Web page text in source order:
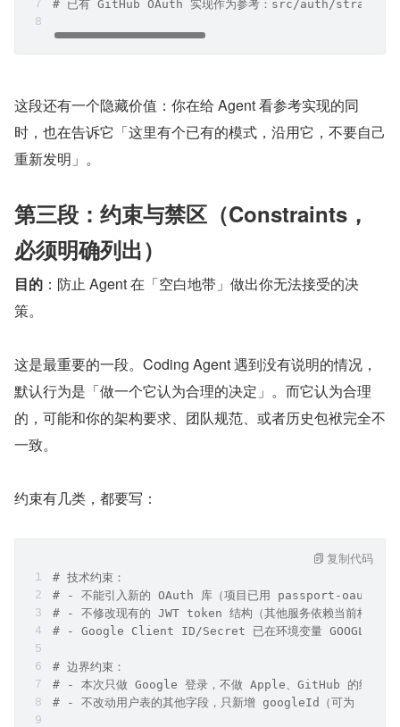
# 已有 GitHub OAuth 实现作为参考：src/auth/
这段还有一个隐藏价值：你在给 Agent 看参考实现的同
时，也在告诉它「这里有个已有的模式，沿用它，不要自己
重新发明」。
第三段：约束与禁区（Constraints，
必须明确列出）
目的 ：防止 Agent 在「空白地带」做出你无法接受的决
策。
这是最重要的一段。Coding Agent 遇到没有说明的情况，
默认行为是「做一个它认为合理的决定」。而它认为合理
的，可能和你的架构要求、团队规范、或者历史包袱完全不
一致。
约束有几类，都要写：
# 技术约束：
# - 不能引入新的 OAuth 库（项目已用 passport-oauth2，
# - 不修改现有的 JWT token 结构（其他服务依赖当前格式）
# - Google Client ID/Secret 已在环境变量
# 边界约束：
# - 本次只做 Google 登录，不做 Apple、GitHub 的统一
# - 不改动用户表的其他字段，只新增 googleId（可为 null
复制代码